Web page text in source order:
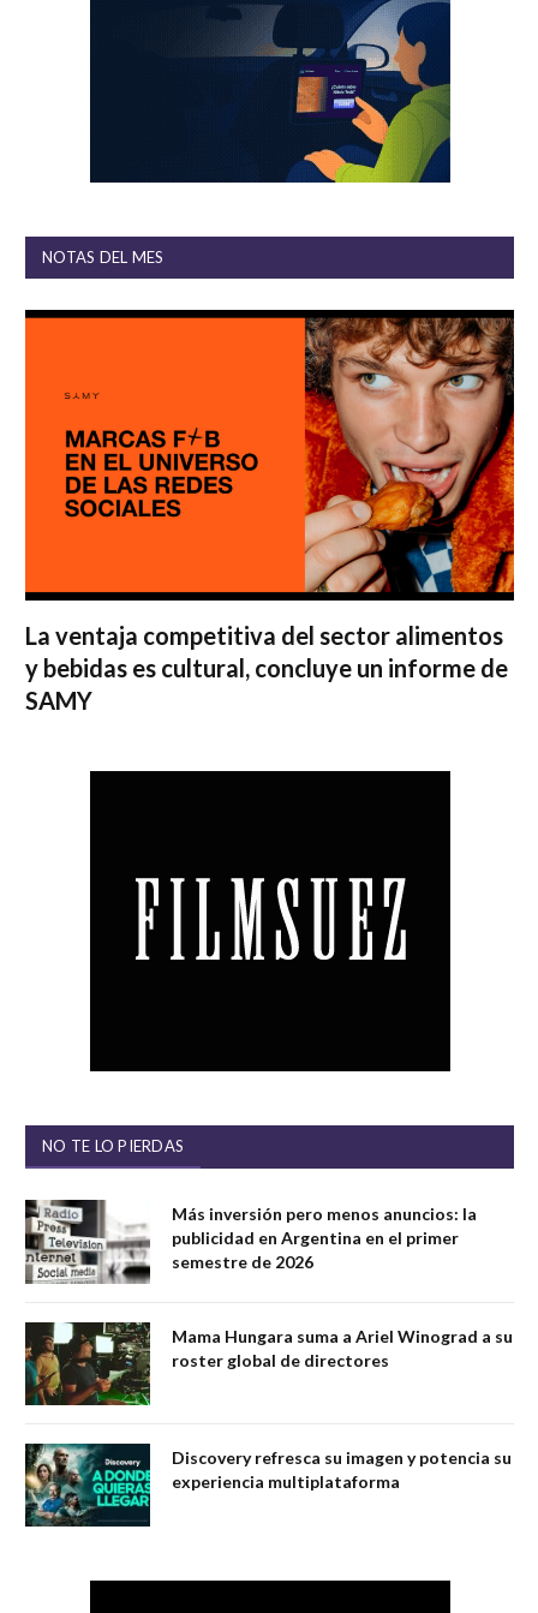
NOTAS DEL MES
La ventaja competitiva del sector alimentos
y bebidas es cultural, concluye un informe de
SAMY
NO TE LO PIERDAS
Más inversión pero menos anuncios: la
publicidad en Argentina en el primer
semestre de 2026
Mama Hungara suma a Ariel Winograd a su
roster global de directores
Discovery refresca su imagen y potencia su
experiencia multiplataforma